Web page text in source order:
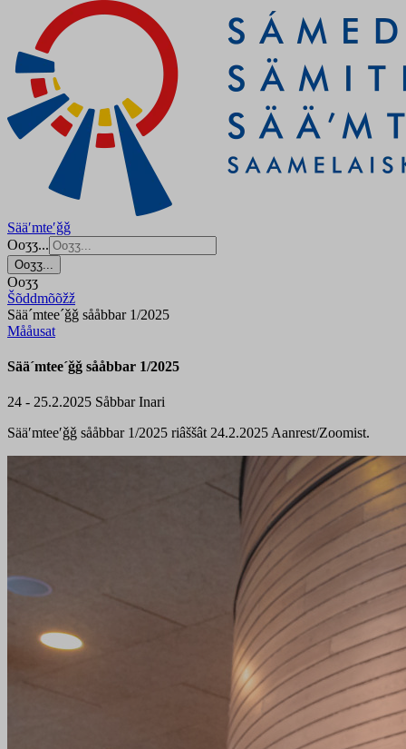
Sääʹmteʹǧǧ
Ooʒʒ...
Ooʒʒ...
Ooʒʒ
Šõddmõõžž
Sää´mtee´ǧǧ sååbbar 1/2025
Mååusat
Sää´mtee´ǧǧ sååbbar 1/2025
24 - 25.2.2025 Såbbar Inari
Sääʹmteeʹǧǧ sååbbar 1/2025 riâššât 24.2.2025 Aanrest/Zoomist.